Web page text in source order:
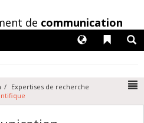
de communication
Liens
Langues
Expertises de recherche